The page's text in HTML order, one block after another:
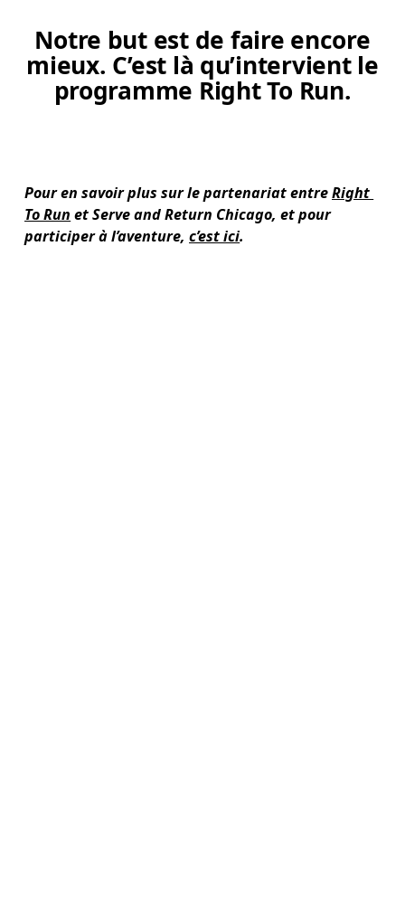
Notre but est de faire encore
mieux. C’est là qu’intervient le
programme Right To Run.
Pour en savoir plus sur le partenariat entre Right
To Run et Serve and Return Chicago, et pour
participer à l’aventure, c’est ici.